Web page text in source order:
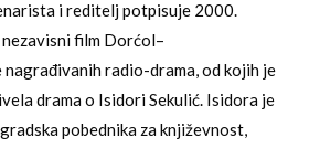
i reditelj potpisuje 2000.
film Dorćol–
radio-drama, od kojih je
drama o Isidori Sekulić. Isidora je
pobednika za književnost,